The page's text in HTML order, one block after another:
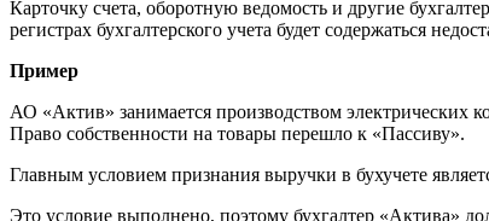
Карточку счета, оборотную ведомость и другие
регистрах бухгалтерского учета будет содержаться
Пример
АО «Актив» занимается производством электрических
Право собственности на товары перешло к «Пассиву».
Главным условием признания выручки в бухучете
Это условие выполнено, поэтому бухгалтер «Актива»